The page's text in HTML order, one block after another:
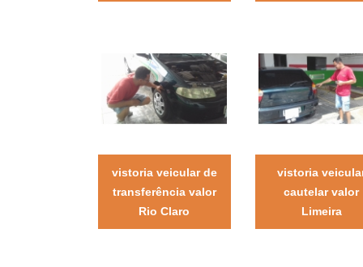
vistoria veicular de
transferência valor
Rio Claro
vistoria
cautelar valor
Limeira